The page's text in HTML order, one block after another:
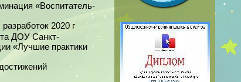
«Воспитатель-
2020 г
ДОУ Санкт-
«Лучшие практики